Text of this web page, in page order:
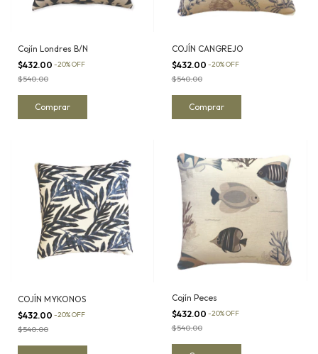
Cojín Londres B/N
$432.00 -20%OFF
$540.00
COJÍN CANGREJO
$432.00 -20%OFF
$540.00
COJÍN MYKONOS
$432.00 -20%OFF
$540.00
Cojín Peces
$432.00 -20%OFF
$540.00